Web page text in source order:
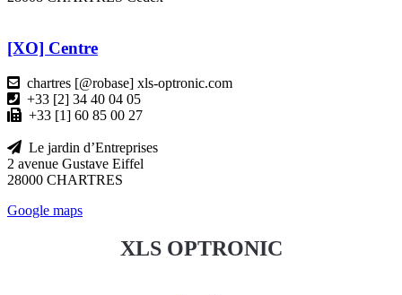
[XO] Centre
chartres [@robase] xls-optronic.com
+33 [2] 34 40 04 05
+33 [1] 60 85 00 27
Le jardin d’Entreprises
2 avenue Gustave Eiffel
28000 CHARTRES
Google maps
XLS OPTRONIC